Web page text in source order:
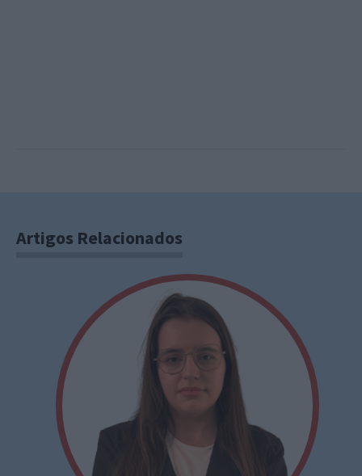
Artigos Relacionados